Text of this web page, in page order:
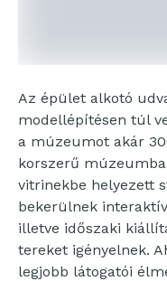
Az épület alkotó
modellépítésen túl
a múzeumot akár
korszerű
vitrinekbe helyezett
bekerülnek
illetve időszaki
tereket igényelnek.
legjobb látogatói